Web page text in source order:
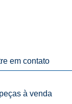
em contato
à venda